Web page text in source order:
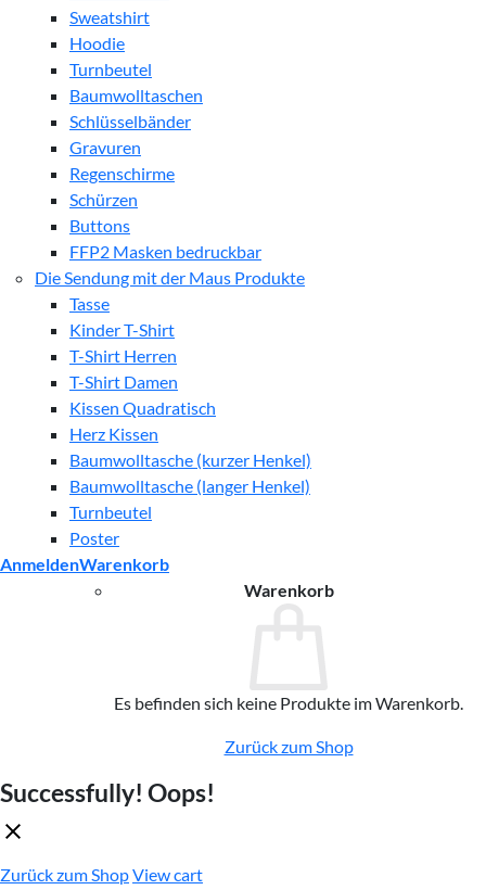
Sweatshirt
Hoodie
Turnbeutel
Baumwolltaschen
Schlüsselbänder
Gravuren
Regenschirme
Schürzen
Buttons
FFP2 Masken bedruckbar
Die Sendung mit der Maus Produkte
Tasse
Kinder T-Shirt
T-Shirt Herren
T-Shirt Damen
Kissen Quadratisch
Herz Kissen
Baumwolltasche (kurzer Henkel)
Baumwolltasche (langer Henkel)
Turnbeutel
Poster
AnmeldenWarenkorb
Warenkorb
Es befinden sich keine Produkte im Warenkorb.
Zurück zum Shop
Successfully! Oops!
Zurück zum ShopView cart